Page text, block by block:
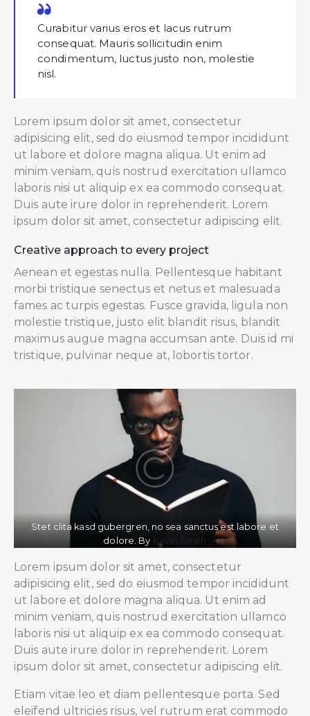
Curabitur varius eros et lacus rutrum
consequat. Mauris sollicitudin enim
condimentum, luctus justo non, molestie
nisl.
Lorem ipsum dolor sit amet, consectetur
adipisicing elit, sed do eiusmod tempor incididunt
ut labore et dolore magna aliqua. Ut enim ad
minim veniam, quis nostrud exercitation ullamco
laboris nisi ut aliquip ex ea commodo consequat.
Duis aute irure dolor in reprehenderit. Lorem
ipsum dolor sit amet, consectetur adipiscing elit.
Creative approach to every project
Aenean et egestas nulla. Pellentesque habitant
morbi tristique senectus et netus et malesuada
fames ac turpis egestas. Fusce gravida, ligula non
molestie tristique, justo elit blandit risus, blandit
maximus augue magna accumsan ante. Duis id mi
tristique, pulvinar neque at, lobortis tortor.
Stet clita kasd gubergren, no sea sanctus est labore et
dolore. By Kevin Smith
Lorem ipsum dolor sit amet, consectetur
adipisicing elit, sed do eiusmod tempor incididunt
ut labore et dolore magna aliqua. Ut enim ad
minim veniam, quis nostrud exercitation ullamco
laboris nisi ut aliquip ex ea commodo consequat.
Duis aute irure dolor in reprehenderit. Lorem
ipsum dolor sit amet, consectetur adipiscing elit.
Etiam vitae leo et diam pellentesque porta. Sed
eleifend ultricies risus, vel rutrum erat commodo